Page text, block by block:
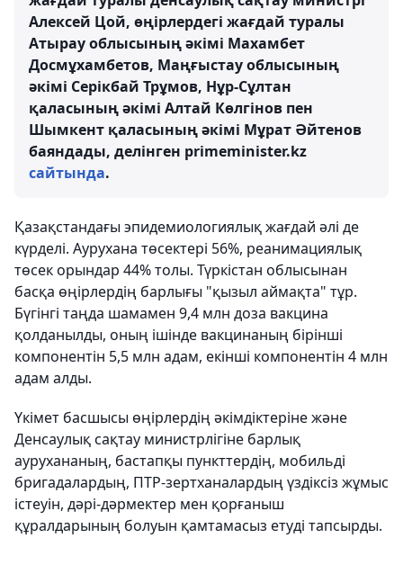
Алексей Цой, өңірлердегі жағдай туралы
Атырау облысының әкімі Махамбет
Досмұхамбетов, Маңғыстау облысының
әкімі Серікбай Трұмов, Нұр-Сұлтан
қаласының әкімі Алтай Көлгінов пен
Шымкент қаласының әкімі Мұрат Әйтенов
баяндады, делінген primeminister.kz
сайтында.
Қазақстандағы эпидемиологиялық жағдай әлі де
күрделі. Аурухана төсектері 56%, реанимациялық
төсек орындар 44% толы. Түркістан облысынан
басқа өңірлердің барлығы "қызыл аймақта" тұр.
Бүгінгі таңда шамамен 9,4 млн доза вакцина
қолданылды, оның ішінде вакцинаның бірінші
компонентін 5,5 млн адам, екінші компонентін 4 млн
адам алды.
Үкімет басшысы өңірлердің әкімдіктеріне және
Денсаулық сақтау министрлігіне барлық
аурухананың, бастапқы пункттердің, мобильді
бригадалардың, ПТР-зертханалардың үздіксіз жұмыс
істеуін, дәрі-дәрмектер мен қорғаныш
құралдарының болуын қамтамасыз етуді тапсырды.